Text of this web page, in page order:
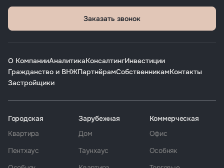
Заказать звонок
О КомпанииАналитикаКонсалтингИнвестиции
Гражданство и ВНЖПартнёрамСобственникамКонтакты
Застройщики
Городская
Квартира
Пентхаус
Зарубежная
Дом
Таунхаус
Коммерческая
Офис
Особняк